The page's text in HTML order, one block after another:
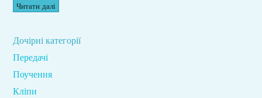
Читати далі
Дочірні категорії
Передачі
Поучення
Кліпи